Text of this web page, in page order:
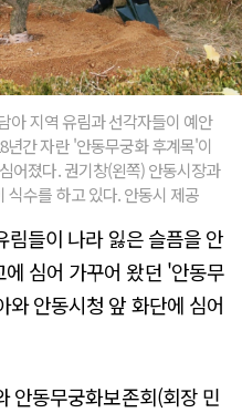
아 지역 유림과 선각자들이 예안
년간 자란 '안동무궁화 후계목'이
어졌다. 권기창(왼쪽) 안동시장과
식수를 하고 있다. 안동시 제공
림들이 나라 잃은 슬픔을 안
심어 가꾸어 왔던 '안동무
와 안동시청 앞 화단에 심어
안동무궁화보존회(회장 민